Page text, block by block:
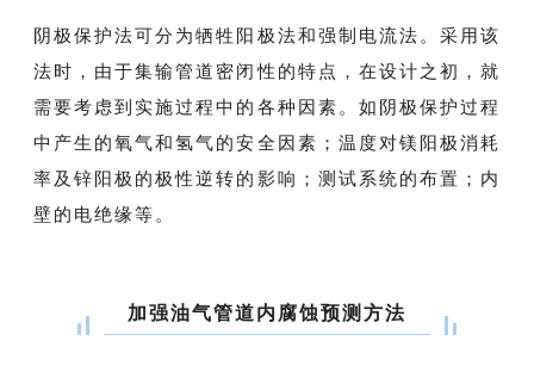
阴极保护法可分为牺牲阳极法和强制电流法。采用该
法时，由于集输管道密闭性的特点，在设计之初，就
需要考虑到实施过程中的各种因素。如阴极保护过程
中产生的氧气和氢气的安全因素；温度对镁阳极消耗
率及锌阳极的极性逆转的影响；测试系统的布置；内
壁的电绝缘等。
加强油气管道内腐蚀预测方法